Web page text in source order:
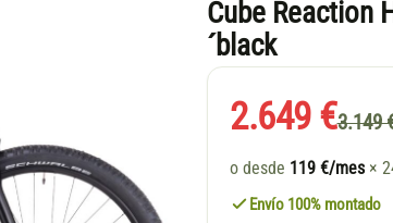
Cube Reaction
´black
2.649 €3.149
o desde 119 €/mes ×
Envío 100% montado